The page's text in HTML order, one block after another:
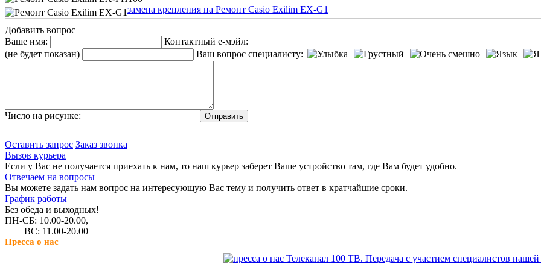
замена крепления на Ремонт Casio Exilim EX-G1
Добавить вопрос
Ваше имя:
Контактный е-мэйл:
(не будет показан)
Ваш вопрос специалисту:
Число на рисунке:
Оставить запрос Заказ звонка
Вызов курьера
Если у Вас не получается приехать к нам, то наш курьер заберет Ваше устройство там, где Вам будет удобно.
Отвечаем на вопросы
Вы можете задать нам вопрос на интересующую Вас тему и получить ответ в кратчайшие сроки.
График работы
Без обеда и выходных!
ПН-СБ: 10.00-20.00,
ВС: 11.00-20.00
Пресса о нас
Телеканал 100 ТВ. Передача с участием специалистов нашей